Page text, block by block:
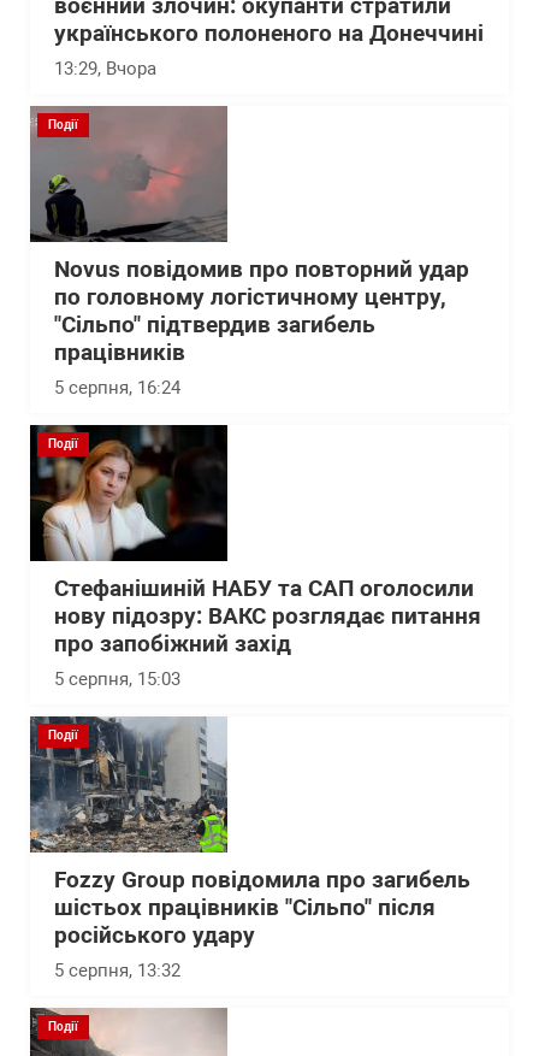
воєнний злочин: окупанти стратили
українського полоненого на Донеччині
13:29, Вчора
Події
Novus повідомив про повторний удар
по головному логістичному центру,
"Сільпо" підтвердив загибель
працівників
5 серпня, 16:24
Події
Стефанішиній НАБУ та САП оголосили
нову підозру: ВАКС розглядає питання
про запобіжний захід
5 серпня, 15:03
Події
Fozzy Group повідомила про загибель
шістьох працівників "Сільпо" після
російського удару
5 серпня, 13:32
Події